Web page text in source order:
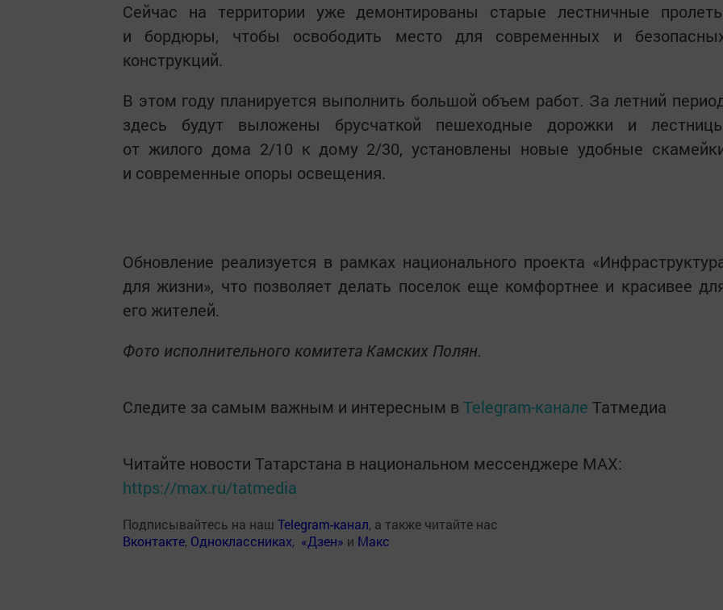
Сейчас на территории уже демонтированы старые лестничные
и бордюры, чтобы освободить место для современных и
конструкций.
В этом году планируется выполнить большой объем работ. За летний
здесь будут выложены брусчаткой пешеходные дорожки и
от жилого дома 2/10 к дому 2/30, установлены новые удобные
и современные опоры освещения.
Обновление реализуется в рамках национального проекта
для жизни», что позволяет делать поселок еще комфортнее и красивее
его жителей.
Фото исполнительного комитета Камских Полян.
Следите за самым важным и интересным в Telegram-канале Татмедиа
Читайте новости Татарстана в национальном мессенджере MАХ:
https://max.ru/tatmedia
Подписывайтесь на наш Telegram-канал, а также читайте нас
Вконтакте, Одноклассниках, «Дзен» и Макс